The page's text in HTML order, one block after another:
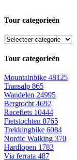
Tour categorieën
Tour categorieën
Mountainbike 48125
Transalp 865
Wandelen 24995
Bergtocht 4692
Racefiets 10444
Fietstochten 8765
Trekkingbike 6084
Nordic Walking 370
Hardlopen 1783
Via ferrata 487